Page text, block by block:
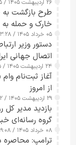
۲۶ اردیبهشت ۱۴۰۵ / ۱۰:۱۵
طرح‌ بازگشت
خارک و حمله
۰۵ خرداد ۱۴۰۵ / ۱۳:۲۸
دستور وزیر
اتصال جهانی
کامل مردم تا ۲۴ ساعت آینده
۲۴ اردیبهشت ۱۴۰۵ / ۰۹:۱۵
از امروز
۲۹ اردیبهشت ۱۴۰۵ / ۱۳:۴۲
بازدید مدیر
گروه رسانه‌ای
رسانه‌های
۰۸ خرداد ۱۴۰۵ / ۱۹:۰۸
ترامپ: محاصره